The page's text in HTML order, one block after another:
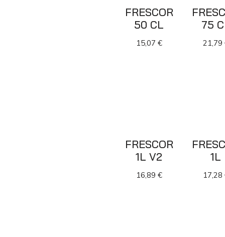
FRESCOR
50 CL
15,07 €
75
21,79
FRESCOR
1L V2
16,89 €
1L
17,28